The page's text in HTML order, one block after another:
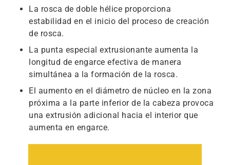
La rosca de doble hélice proporciona
estabilidad en el inicio del proceso de creación
de rosca.
La punta especial extrusionante aumenta la
longitud de engarce efectiva de manera
simultánea a la formación de la rosca.
El aumento en el diámetro de núcleo en la zona
próxima a la parte inferior de la cabeza provoca
una extrusión adicional hacia el interior que
aumenta en engarce.